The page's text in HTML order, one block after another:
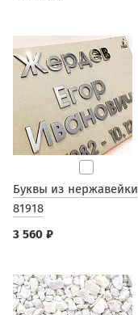
Буквы из нержавейки
81918
3 560 ₽